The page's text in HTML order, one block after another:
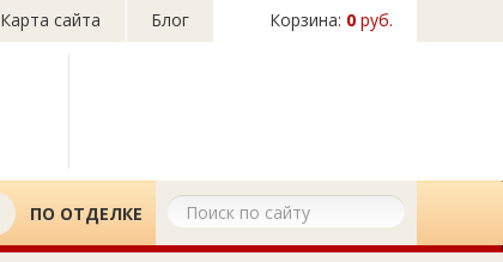
Корзина: 0 руб.
Карта сайта Блог
ПО ОТДЕЛКЕ